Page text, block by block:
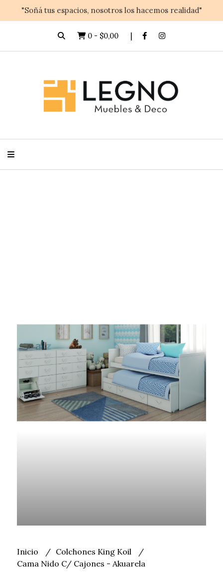
"Soñá tus espacios, nosotros los hacemos realidad"
0 - $0,00
Inicio
Colchones King Koil
Cama Nido C/ Cajones - Akuarela